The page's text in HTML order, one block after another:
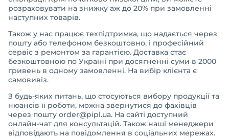
розраховувати на знижку аж до 20% при замовленні
наступних товарів.
Також у нас працює техпідтримка, що надається через
пошту або телефоном безкоштовно, і професійний
сервіс з ремонтом за гарантією. Доставка стає
безкоштовною по Україні при досягненні суми в 2000
гривень в одному замовленні. На вибір клієнта є
самовивіз.
З будь-яких питань, що стосуються вибору продукції та
нюансів її роботи, можна звернутися до фахівців
через пошту order@pipl.ua. На сайті доступний
онлайн-чат для консультацій. Також наші менеджери
відповідають на повідомлення в соціальних мережах.